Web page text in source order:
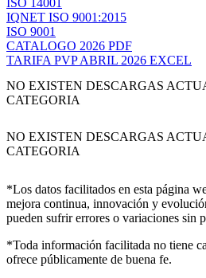
IQNET ISO 9001:2015
ISO 9001
CATALOGO 2026 PDF
TARIFA PVP ABRIL 2026 EXCEL
NO EXISTEN DESCARGAS
CATEGORIA
NO EXISTEN DESCARGAS
CATEGORIA
*Los datos facilitados en esta página
mejora continua, innovación y
pueden sufrir errores o variaciones sin
*Toda información facilitada no tiene
ofrece públicamente de buena fe.